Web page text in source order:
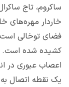
ساکروم، تاج
خاردار
فضای توخالی است
کشیده شده است.
اعصاب عبوری در
یک نقطه اتصال